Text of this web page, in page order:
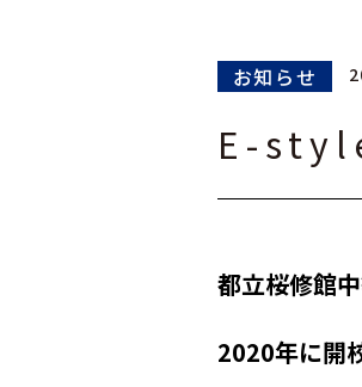
お知らせ
E-
都立桜修館
2020年に開